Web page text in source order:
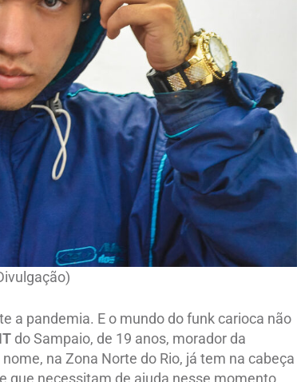
a pandemia. E o mundo do funk carioca não
do Sampaio, de 19 anos, morador da
na Zona Norte do Rio, já tem na cabeça